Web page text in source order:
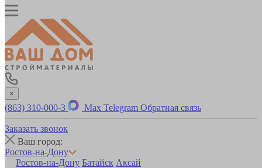
×
(863) 310-000-3 Max Telegram Обратная связь
Заказать звонок
Ваш город:
Ростов-на-Дону
Ростов-на-Дону Батайск Аксай